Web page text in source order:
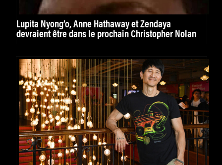
Lupita Nyong’o, Anne Hathaway et Zendaya
devraient être dans le prochain Christopher Nolan